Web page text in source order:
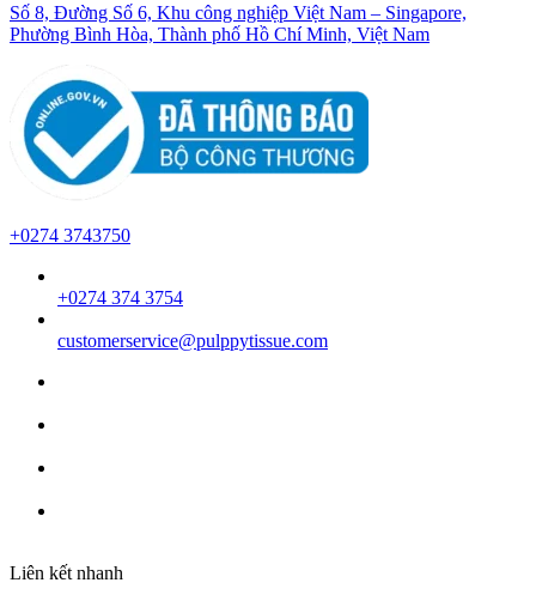
Số 8, Đường Số 6, Khu công nghiệp Việt Nam – Singapore,
Phường Bình Hòa, Thành phố Hồ Chí Minh, Việt Nam
+0274 3743750
+0274 374 3754
customerservice@pulppytissue.com
Liên kết nhanh